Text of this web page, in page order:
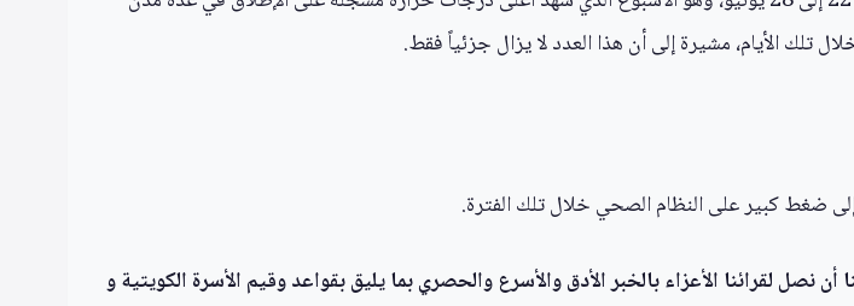
إلى ضغط كبير على النظام الصحي خلال تلك الفترة.
لقرائنا الأعزاء بالخبر الأدق والأسرع والحصري بما يليق بقواعد وقيم الأسرة الكويتية و